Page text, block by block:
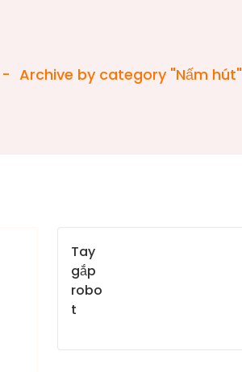
- Archive by category "Nấm hút"
Tay
gắp
robo
t